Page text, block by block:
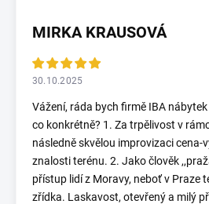
MIRKA KRAUSOVÁ
30.10.2025
Vážení, ráda bych firmě IBA
co konkrétně? 1. Za trpělivost v
následně skvělou improvizaci cena-
znalosti terénu. 2. Jako člověk
přístup lidí z Moravy, neboť v Praze
zřídka. Laskavost, otevřený a milý